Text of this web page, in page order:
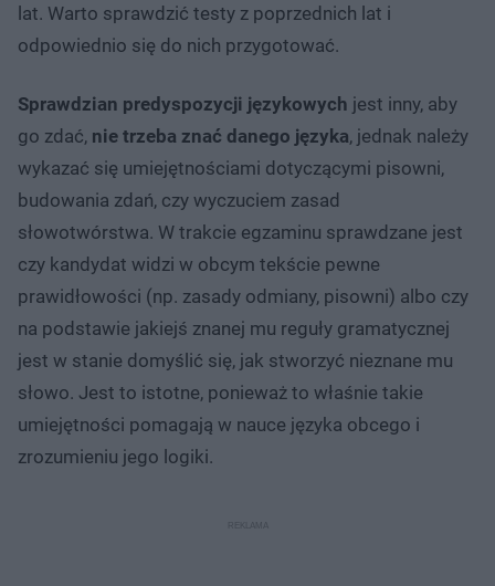
lat. Warto sprawdzić testy z poprzednich lat i
odpowiednio się do nich przygotować.
Sprawdzian predyspozycji językowych jest inny, aby
go zdać, nie trzeba znać danego języka, jednak należy
wykazać się umiejętnościami dotyczącymi pisowni,
budowania zdań, czy wyczuciem zasad
słowotwórstwa. W trakcie egzaminu sprawdzane jest
czy kandydat widzi w obcym tekście pewne
prawidłowości (np. zasady odmiany, pisowni) albo czy
na podstawie jakiejś znanej mu reguły gramatycznej
jest w stanie domyślić się, jak stworzyć nieznane mu
słowo. Jest to istotne, ponieważ to właśnie takie
umiejętności pomagają w nauce języka obcego i
zrozumieniu jego logiki.